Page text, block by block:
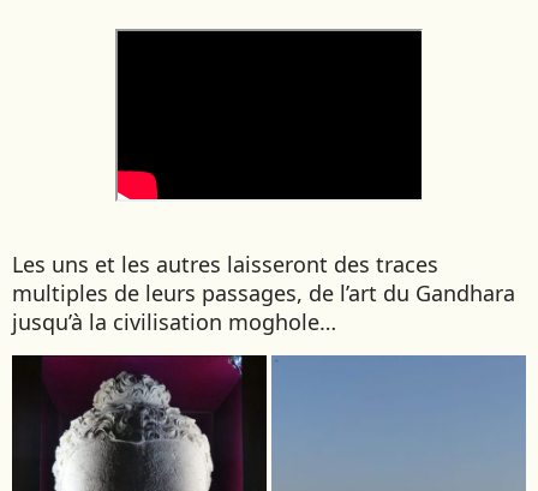
Les uns et les autres laisseront des traces
multiples de leurs passages, de l’art du Gandhara
jusqu’à la civilisation moghole…